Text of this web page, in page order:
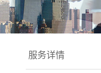
服务详情